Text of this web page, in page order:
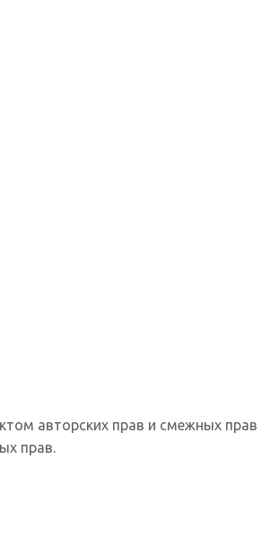
авторских прав и смежных прав
прав.